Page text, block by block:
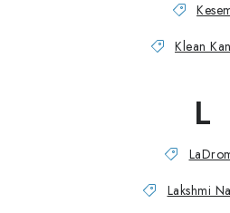
Klean
L
Lakshmi